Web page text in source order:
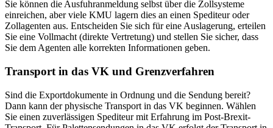
Sie können die Ausfuhranmeldung selbst über die Zollsysteme
einreichen, aber viele KMU lagern dies an einen Spediteur oder
Zollagenten aus. Entscheiden Sie sich für eine Auslagerung, erteilen
Sie eine Vollmacht (direkte Vertretung) und stellen Sie sicher, dass
Sie dem Agenten alle korrekten Informationen geben.
Transport in das VK und Grenzverfahren
Sind die Exportdokumente in Ordnung und die Sendung bereit?
Dann kann der physische Transport in das VK beginnen. Wählen
Sie einen zuverlässigen Spediteur mit Erfahrung im Post-Brexit-